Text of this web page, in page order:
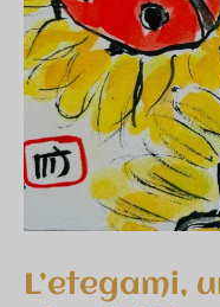
L’etegami,